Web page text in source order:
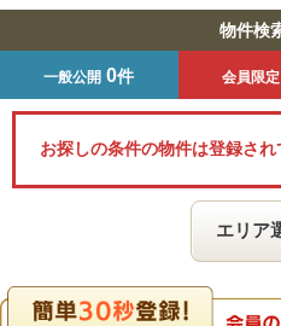
物件検
一般公開 0件 会員限定
お探しの条件の物件は登録され
エリア